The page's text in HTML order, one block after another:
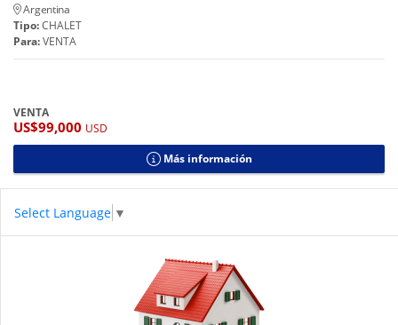
Argentina
Tipo:CHALET
Para:VENTA
VENTA
US$99,000 USD
Más información
Select Language ▼